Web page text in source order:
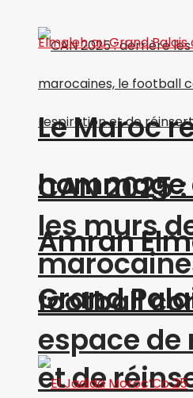
CAN 2025
les murs
football
espace
et de
Le Maroc
hommage
Amran
Grand